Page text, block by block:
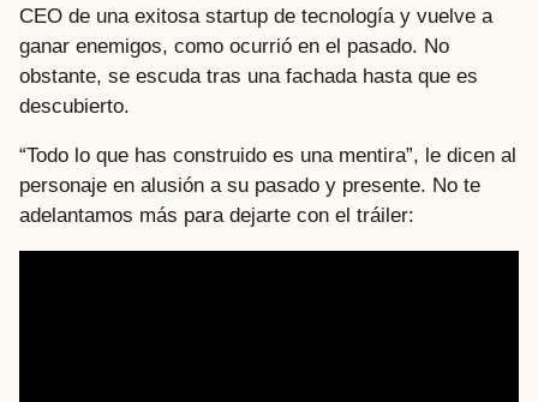
CEO de una exitosa startup de tecnología y vuelve a
ganar enemigos, como ocurrió en el pasado. No
obstante, se escuda tras una fachada hasta que es
descubierto.
“Todo lo que has construido es una mentira”, le dicen al
personaje en alusión a su pasado y presente. No te
adelantamos más para dejarte con el tráiler: